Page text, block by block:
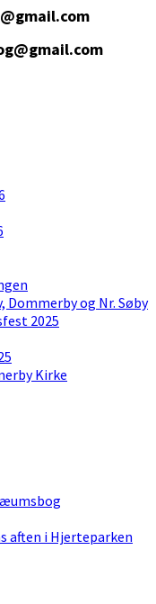
Dommerby og Nr. Søby
2025
Kirke
aften i Hjerteparken